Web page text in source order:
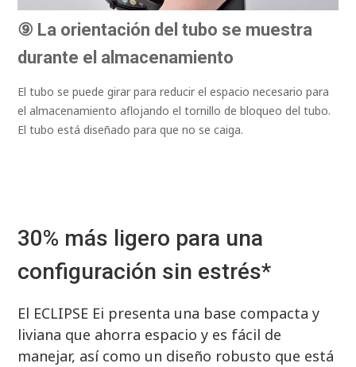
⑨ La orientación del tubo se muestra
durante el almacenamiento
El tubo se puede girar para reducir el espacio necesario para
el almacenamiento aflojando el tornillo de bloqueo del tubo.
El tubo está diseñado para que no se caiga.
30% más ligero para una
configuración sin estrés*
El ECLIPSE Ei presenta una base compacta y
liviana que ahorra espacio y es fácil de
manejar, así como un diseño robusto que está